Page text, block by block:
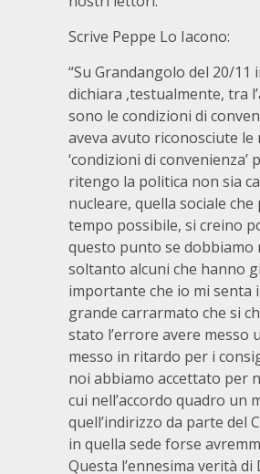
Scrive Peppe Lo Iacono:
“Su Grandangolo del 20/
dichiara ,testualmente, tra
sono le condizioni di
aveva avuto riconosciute
‘condizioni di
ritengo la politica non sia
nucleare, quella sociale
tempo possibile, si creino
questo punto se dobbiamo
soltanto alcuni che hanno
importante che io mi senta
grande carrarmato che si
stato l’errore avere messo
messo in ritardo per i
noi abbiamo accettato per
cui nell’accordo quadro un
quell’indirizzo da parte del
in quella sede forse
Questa l’ennesima verità